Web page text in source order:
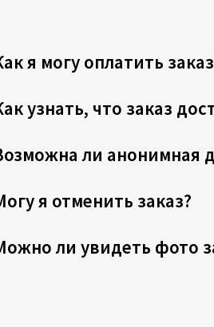
я могу оплатить
узнать, что заказ
ли анонимная
я отменить заказ?
ли увидеть фото